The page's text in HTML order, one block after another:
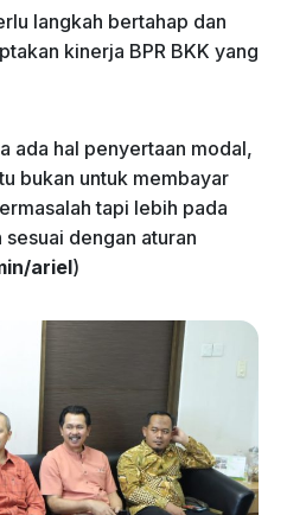
langkah bertahap dan
kinerja BPR BKK yang
ada hal penyertaan modal,
bukan untuk membayar
tapi lebih pada
dengan aturan
ariel)